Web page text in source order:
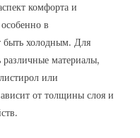
комфорта и
в
быть холодным. Для
материалы,
или
от толщины слоя и